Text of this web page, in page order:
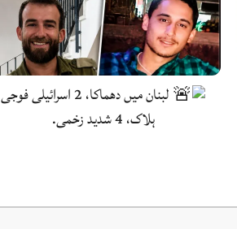
لبنان میں دھماکا، 2 اسرائیلی فوجی
ہلاک، 4 شدید زخمی.